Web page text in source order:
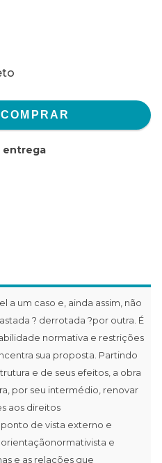
entrega
a um caso e, ainda assim, não
? derrotada ?por outra. É
normativa e restrições
sua proposta. Partindo
e de seus efeitos, a obra
por seu intermédio, renovar
aos direitos
de vista externo e
e
e as relações que